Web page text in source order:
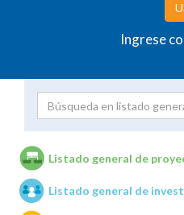
Ingrese
Unidades de
Listado general de
Listado general de